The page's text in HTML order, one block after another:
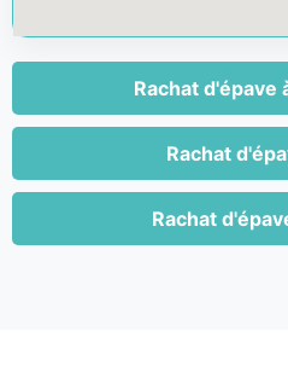
Rachat d'épave
Rachat
Rachat